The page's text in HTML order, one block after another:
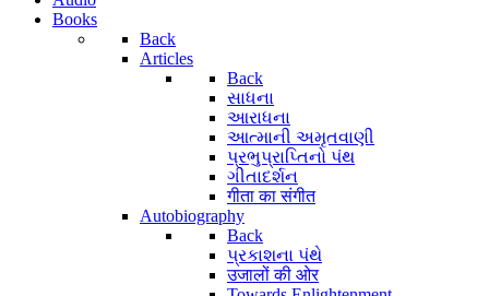
Books
Back
Articles
Back
સાધના
આરાધના
આત્માની અમૃતવાણી
પ્રભુપ્રાપ્તિનો પંથ
ગીતાદર્શન
गीता का संगीत
Autobiography
Back
પ્રકાશના પંથે
उजालों की ओर